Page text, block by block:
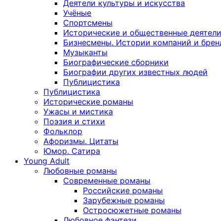
Деятели культуры и искусства
Учёные
Спортсмены
Исторические и общественные деятели
Бизнесмены. Истории компаний и
Музыканты
Биографические сборники
Биографии других известных людей
Публицистика
Публицистика
Исторические романы
Ужасы и мистика
Поэзия и стихи
Фольклор
Афоризмы. Цитаты
Юмор. Сатира
Young Adult
Любовные романы
Современные романы
Российские романы
Зарубежные романы
Остросюжетные романы